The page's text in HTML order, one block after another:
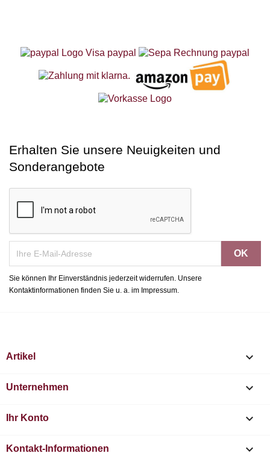
Erhalten Sie unsere Neuigkeiten und
Sonderangebote
Sie können Ihr Einverständnis jederzeit widerrufen. Unsere
Kontaktinformationen finden Sie u. a. im Impressum.
Artikel 
Unternehmen 
Ihr Konto 
Kontakt-Informationen keyboard_arrow_down